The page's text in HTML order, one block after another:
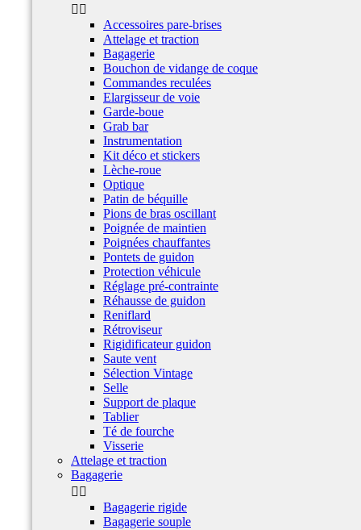
 
Accessoires pare-brises
Attelage et traction
Bagagerie
Bouchon de vidange de coque
Commandes reculées
Elargisseur de voie
Garde-boue
Grab bar
Instrumentation
Kit déco et stickers
Lèche-roue
Optique
Patin de béquille
Pions de bras oscillant
Poignée de maintien
Poignées chauffantes
Pontets de guidon
Protection véhicule
Réglage pré-contrainte
Réhausse de guidon
Reniflard
Rétroviseur
Rigidificateur guidon
Saute vent
Sélection Vintage
Selle
Support de plaque
Tablier
Té de fourche
Visserie
Attelage et traction
Bagagerie
 
Bagagerie rigide
Bagagerie souple